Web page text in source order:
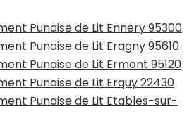
Punaise de Lit Ennery 95300
Punaise de Lit Eragny 95610
Punaise de Lit Ermont 95120
Punaise de Lit Erquy 22430
Punaise de Lit Etables-sur-